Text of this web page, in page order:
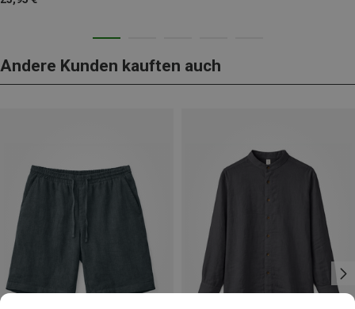
Andere Kunden kauften auch